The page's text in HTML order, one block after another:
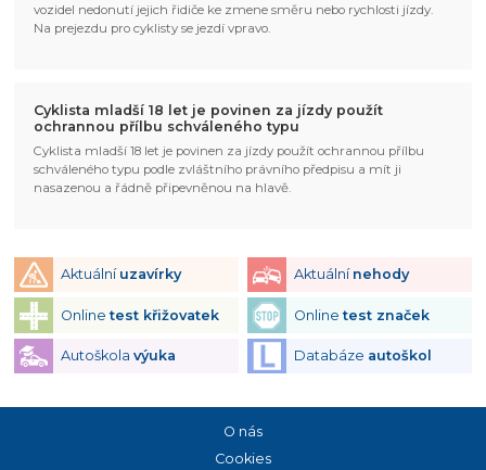
vozidel nedonutí jejich řidiče ke zmene směru nebo rychlosti jízdy.
Na prejezdu pro cyklisty se jezdí vpravo.
Cyklista mladší 18 let je povinen za jízdy použít
ochrannou přílbu schváleného typu
Cyklista mladší 18 let je povinen za jízdy použít ochrannou přílbu
schváleného typu podle zvláštního právního předpisu a mít ji
nasazenou a řádně připevněnou na hlavě.
Aktuální uzavírky Aktuální nehody
Onlinetest křižovatek Onlinetest značek
Autoškola výuka Databáze autoškol
O nás
Cookies